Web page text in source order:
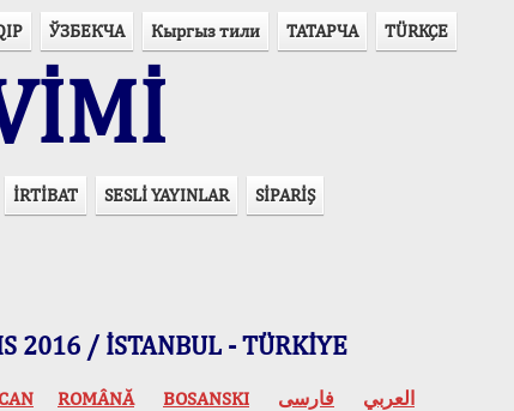
ЎЗБЕКЧА Кыргыз тили ТАТАРЧА TÜRKÇE
İRTİBAT SESLİ YAYINLAR SİPARİŞ
2016 / İSTANBUL - TÜRKİYE
ROMÂNĂ BOSANSKI العربي فارسی